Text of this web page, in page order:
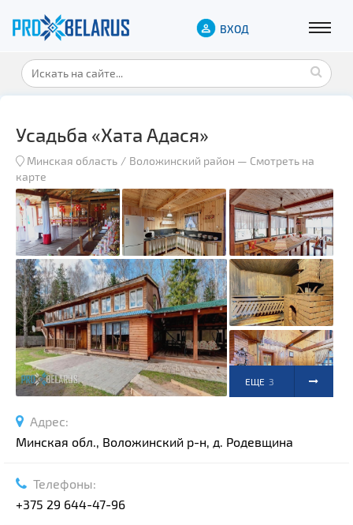
ВХОД
Усадьба «Хата Адася»
Минская область Воложинский район — Смотреть на
карте
ЕЩЕ 3
Адрес:
Минская обл., Воложинский р-н, д. Родевщина
Телефоны:
+375 29 644-47-96